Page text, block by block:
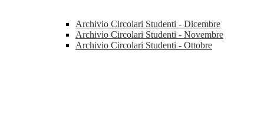
Archivio Circolari Studenti - Dicembre
Archivio Circolari Studenti - Novembre
Archivio Circolari Studenti - Ottobre